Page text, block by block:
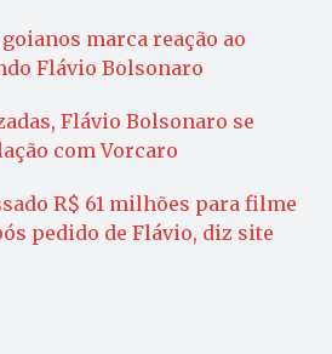
marca reação ao
Flávio Bolsonaro
Flávio Bolsonaro se
com Vorcaro
R$ 61 milhões para filme
pedido de Flávio, diz site